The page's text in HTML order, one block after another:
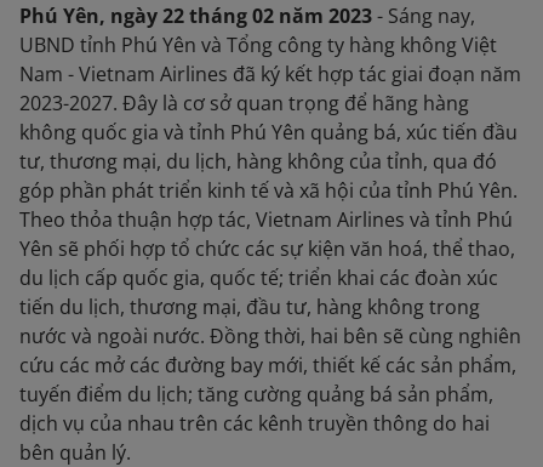
Phú Yên, ngày 22 tháng 02 năm 2023- Sáng nay,
UBND tỉnh Phú Yên và Tổng công ty hàng không Việt
Nam - Vietnam Airlines đã ký kết hợp tác giai đoạn năm
2023-2027. Đây là cơ sở quan trọng để hãng hàng
không quốc gia và tỉnh Phú Yên quảng bá, xúc tiến đầu
tư, thương mại, du lịch, hàng không của tỉnh, qua đó
góp phần phát triển kinh tế và xã hội của tỉnh Phú Yên.
Theo thỏa thuận hợp tác, Vietnam Airlines và tỉnh Phú
Yên sẽ phối hợp tổ chức các sự kiện văn hoá, thể thao,
du lịch cấp quốc gia, quốc tế; triển khai các đoàn xúc
tiến du lịch, thương mại, đầu tư, hàng không trong
nước và ngoài nước. Đồng thời, hai bên sẽ cùng nghiên
cứu các mở các đường bay mới, thiết kế các sản phẩm,
tuyến điểm du lịch; tăng cường quảng bá sản phẩm,
dịch vụ của nhau trên các kênh truyền thông do hai
bên quản lý.